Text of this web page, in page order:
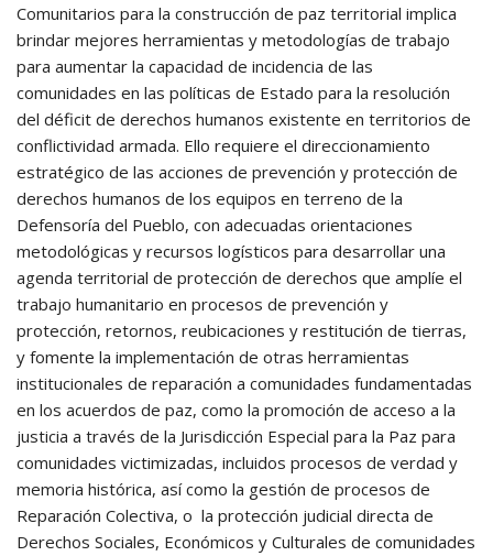
Comunitarios para la construcción de paz territorial implica
brindar mejores herramientas y metodologías de trabajo
para aumentar la capacidad de incidencia de las
comunidades en las políticas de Estado para la resolución
del déficit de derechos humanos existente en territorios de
conflictividad armada. Ello requiere el direccionamiento
estratégico de las acciones de prevención y protección de
derechos humanos de los equipos en terreno de la
Defensoría del Pueblo, con adecuadas orientaciones
metodológicas y recursos logísticos para desarrollar una
agenda territorial de protección de derechos que amplíe el
trabajo humanitario en procesos de prevención y
protección, retornos, reubicaciones y restitución de tierras,
y fomente la implementación de otras herramientas
institucionales de reparación a comunidades fundamentadas
en los acuerdos de paz, como la promoción de acceso a la
justicia a través de la Jurisdicción Especial para la Paz para
comunidades victimizadas, incluidos procesos de verdad y
memoria histórica, así como la gestión de procesos de
Reparación Colectiva, o la protección judicial directa de
Derechos Sociales, Económicos y Culturales de comunidades